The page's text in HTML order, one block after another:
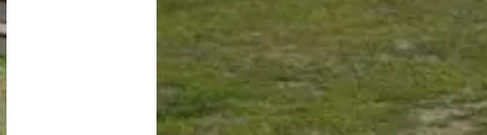
Samenwerken / adverteren